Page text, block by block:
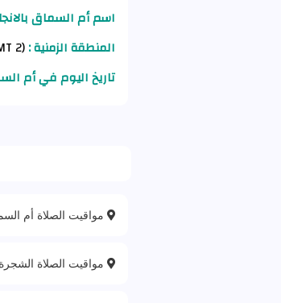
اسم أم السماق
المنطقة الزمنية :
تاريخ اليوم في أم
مواقيت الصلاة أم
مواقيت الصلاة الشجرة